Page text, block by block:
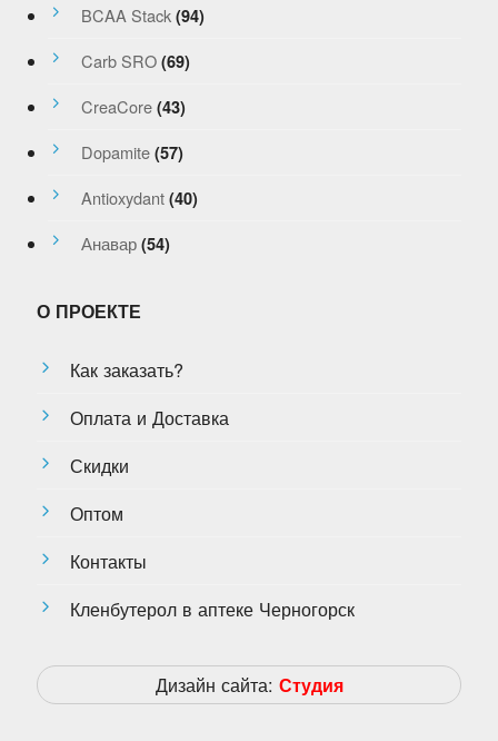
BCAA Stack (94)
Carb SRO (69)
CreaCore (43)
Dopamite (57)
Antioxydant (40)
Анавар (54)
О ПРОЕКТЕ
Как заказать?
Оплата и Доставка
Скидки
Оптом
Контакты
Кленбутерол в аптеке Черногорск
Дизайн сайта: Студия